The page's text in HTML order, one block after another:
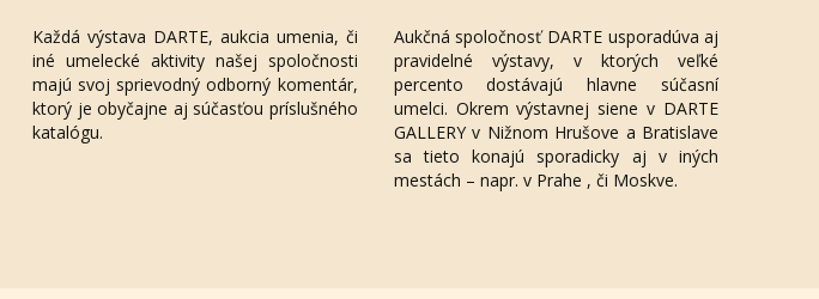
Každá výstava DARTE, aukcia umenia, či
iné umelecké aktivity našej spoločnosti
majú svoj sprievodný odborný komentár,
ktorý je obyčajne aj súčasťou príslušného
katalógu.
Aukčná spoločnosť DARTE usporadúva aj
pravidelné výstavy, v ktorých veľké
percento dostávajú hlavne súčasní
umelci. Okrem výstavnej siene v DARTE
GALLERY v Nižnom Hrušove a Bratislave
sa tieto konajú sporadicky aj v iných
mestách – napr. v Prahe , či Moskve.